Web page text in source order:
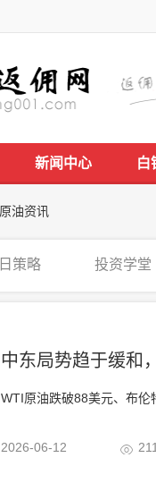
新闻中心 白
原油资讯
策略 投资学堂
中东局势趋于缓和
WTI原油跌破88美元、布伦
2026-06-12 211